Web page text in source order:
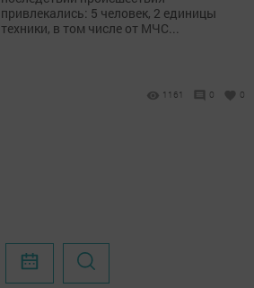
привлекались: 5 человек, 2 единицы
техники, в том числе от МЧС...
1161 0 0